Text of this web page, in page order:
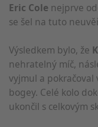
Eric Cole nejprve
se šel na tuto
Výsledkem bylo, že
nehratelný míč,
vyjmul a pokračoval
bogey. Celé kolo
ukončil s celkovým